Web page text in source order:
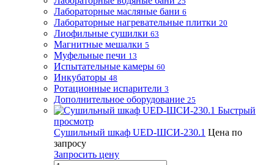
Лабораторные масляные бани 6
Лабораторные нагревательные плитки 20
Лиофильные сушилки 63
Магнитные мешалки 5
Муфельные печи 13
Испытательные камеры 60
Инкубаторы 48
Ротационные испарители 3
Дополнительное оборудование 25
Быстрый
просмотр
Сушильный шкаф UED-ШСИ-230.1 Цена по
запросу
Запросить цену